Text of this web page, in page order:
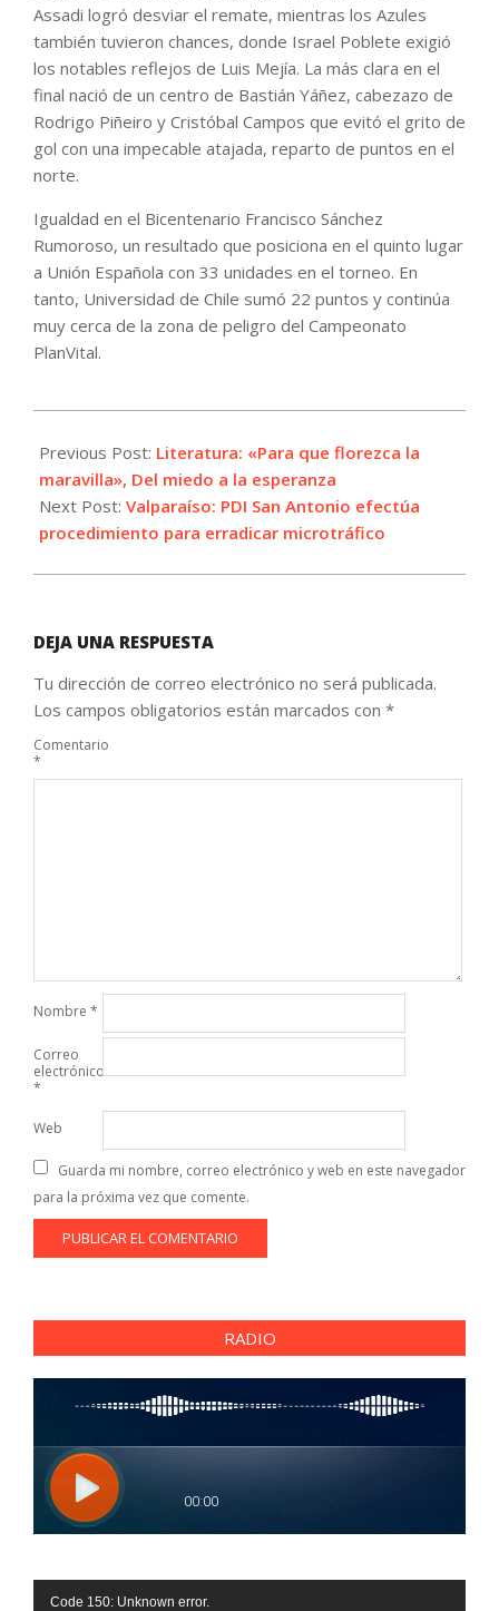
Assadi logró desviar el remate, mientras los Azules
también tuvieron chances, donde Israel Poblete exigió
los notables reflejos de Luis Mejía. La más clara en el
final nació de un centro de Bastián Yáñez, cabezazo de
Rodrigo Piñeiro y Cristóbal Campos que evitó el grito de
gol con una impecable atajada, reparto de puntos en el
norte.
Igualdad en el Bicentenario Francisco Sánchez
Rumoroso, un resultado que posiciona en el quinto lugar
a Unión Española con 33 unidades en el torneo. En
tanto, Universidad de Chile sumó 22 puntos y continúa
muy cerca de la zona de peligro del Campeonato
PlanVital.
08-
07
Previous Post: Literatura: «Para que florezca la
maravilla», Del miedo a la esperanza
Next Post: Valparaíso: PDI San Antonio efectúa
procedimiento para erradicar microtráfico
DEJA UNA RESPUESTA
Tu dirección de correo electrónico no será publicada.
Los campos obligatorios están marcados con *
Comentario
*
Nombre *
Correo
electrónico
*
Web
Guarda mi nombre, correo electrónico y web en este navegador
para la próxima vez que comente.
RADIO
Reproductor
Code 150: Unknown error.